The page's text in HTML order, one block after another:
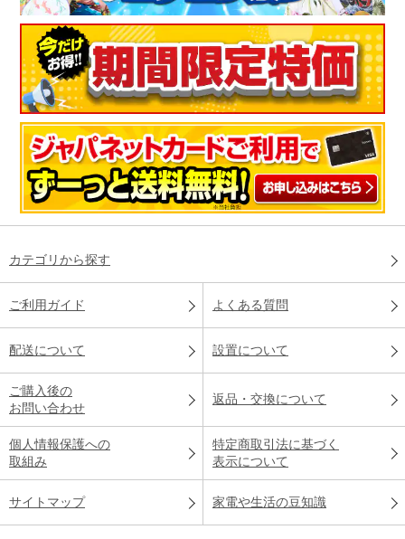
カテゴリから探す
ご利用ガイド よくある質問
配送について 設置について
ご購入後の
お問い合わせ
返品・交換について
個人情報保護への
取組み
特定商取引法に基づく
表示について
サイトマップ 家電や生活の豆知識